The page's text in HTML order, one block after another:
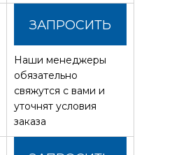
ЗАПРОСИТЬ
СТОИМОСТЬ
Наши менеджеры
обязательно
свяжутся с вами и
уточнят условия
заказа